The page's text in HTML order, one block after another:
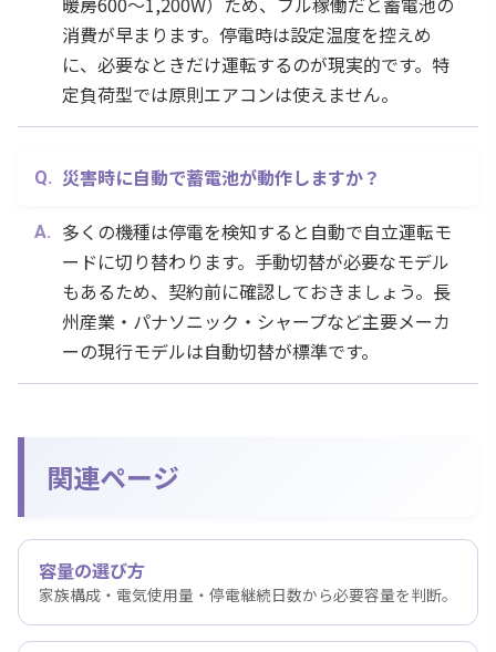
消費が早まります。停電時は設定温度を控えめ
に、必要なときだけ運転するのが現実的です。特
定負荷型では原則エアコンは使えません。
災害時に自動で蓄電池が動作しますか？
多くの機種は停電を検知すると自動で自立運転モ
ードに切り替わります。手動切替が必要なモデル
もあるため、契約前に確認しておきましょう。長
州産業・パナソニック・シャープなど主要メーカ
ーの現行モデルは自動切替が標準です。
関連ページ
容量の選び方
家族構成・電気使用量・停電継続日数から必要容量を判断。